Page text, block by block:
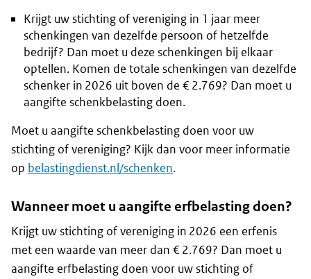
Krijgt uw stichting of vereniging in 1 jaar meer
schenkingen van dezelfde persoon of hetzelfde
bedrijf? Dan moet u deze schenkingen bij elkaar
optellen. Komen de totale schenkingen van dezelfde
schenker in 2026 uit boven de € 2.769? Dan moet u
aangifte schenkbelasting doen.
Moet u aangifte schenkbelasting doen voor uw
stichting of vereniging? Kijk dan voor meer informatie
op belastingdienst.nl/schenken.
Wanneer moet u aangifte erfbelasting doen?
Krijgt uw stichting of vereniging in 2026 een erfenis
met een waarde van meer dan € 2.769? Dan moet u
aangifte erfbelasting doen voor uw stichting of